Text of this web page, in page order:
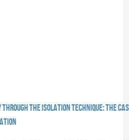
the isolation technique: the